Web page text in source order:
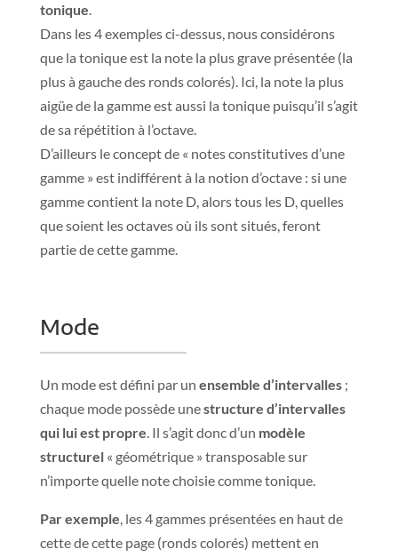
tonique.
Dans les 4 exemples ci-dessus, nous considérons
que la tonique est la note la plus grave présentée (la
plus à gauche des ronds colorés). Ici, la note la plus
aigüe de la gamme est aussi la tonique puisqu’il s’agit
de sa répétition à l’octave.
D’ailleurs le concept de « notes constitutives d’une
gamme » est indifférent à la notion d’octave : si une
gamme contient la note D, alors tous les D, quelles
que soient les octaves où ils sont situés, feront
partie de cette gamme.
Mode
Un mode est défini par un ensemble d’intervalles ;
chaque mode possède unestructure d’intervalles
qui lui est propre. Il s’agit donc d’un modèle
structurel« géométrique » transposable sur
n’importe quelle note choisie comme tonique.
Par exemple, les 4 gammes présentées en haut de
cette de cette page (ronds colorés) mettent en